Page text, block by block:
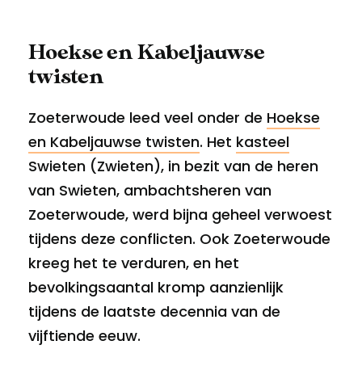
Hoekse en Kabeljauwse
twisten
Zoeterwoude leed veel onder de Hoekse
en Kabeljauwse twisten. Het kasteel
Swieten (Zwieten), in bezit van de heren
van Swieten, ambachtsheren van
Zoeterwoude, werd bijna geheel verwoest
tijdens deze conflicten. Ook Zoeterwoude
kreeg het te verduren, en het
bevolkingsaantal kromp aanzienlijk
tijdens de laatste decennia van de
vijftiende eeuw.